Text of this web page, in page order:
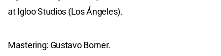
at Igloo Studios (Los Ángeles).
Mastering: Gustavo Borner.